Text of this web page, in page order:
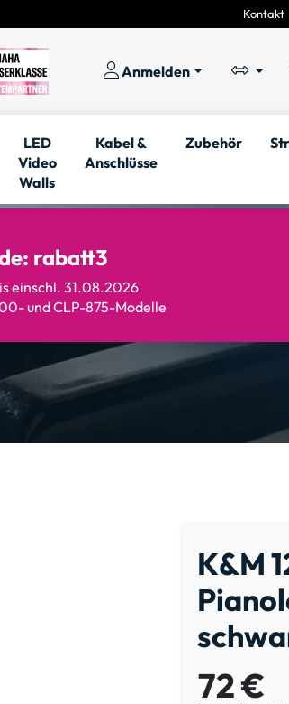
Kontakt
Anmelden
LED
Video
Walls
Kabel &
Anschlüsse
Zubehör
rabatt3
einschl. 31.08.2026
und CLP-875-Modelle
K&M
72 €